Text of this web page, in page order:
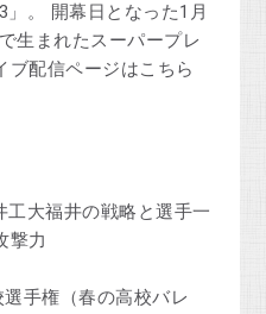
。 開幕日となった1月
生まれたスーパープレ
ブ配信ページはこちら
大福井の戦略と選手一
撃力
手権（春の高校バレ